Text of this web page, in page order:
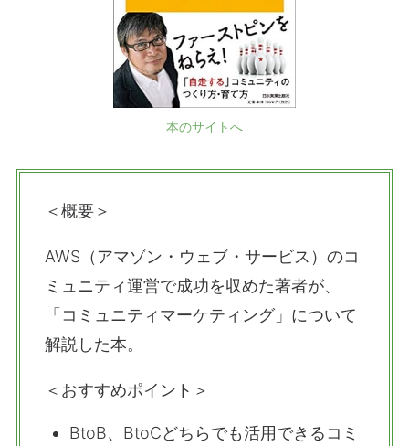
本のサイトへ
＜概要＞
AWS（アマゾン・ウェブ・サービス）のコ
ミュニティ運営で成功を収めた著者が、
「コミュニティマーケティング」について
解説した本。
＜おすすめポイント＞
BtoB、BtoCどちらでも活用できるコミ